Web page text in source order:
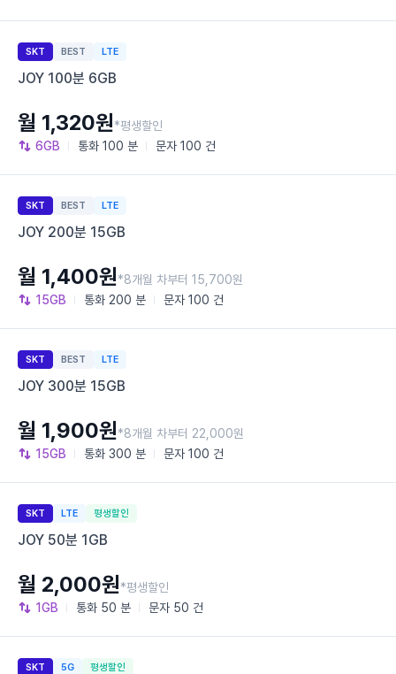
SKT BEST LTE
JOY 100분 6GB
6GB 통화 100 분 문자 100 건
월 1,320원*평생할인
SKT BEST LTE
JOY 200분 15GB
15GB 통화 200 분 문자 100 건
월 1,400원*8개월 차부터 15,700원
SKT BEST LTE
JOY 300분 15GB
15GB 통화 300 분 문자 100 건
월 1,900원*8개월 차부터 22,000원
SKT LTE 평생할인
JOY 50분 1GB
1GB 통화 50 분 문자 50 건
월 2,000원*평생할인
SKT 5G 평생할인